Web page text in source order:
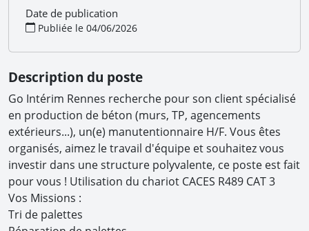
Date de publication
Publiée le 04/06/2026
Description du poste
Go Intérim Rennes recherche pour son client spécialisé
en production de béton (murs, TP, agencements
extérieurs...), un(e) manutentionnaire H/F. Vous êtes
organisés, aimez le travail d'équipe et souhaitez vous
investir dans une structure polyvalente, ce poste est fait
pour vous ! Utilisation du chariot CACES R489 CAT 3
Vos Missions :
Tri de palettes